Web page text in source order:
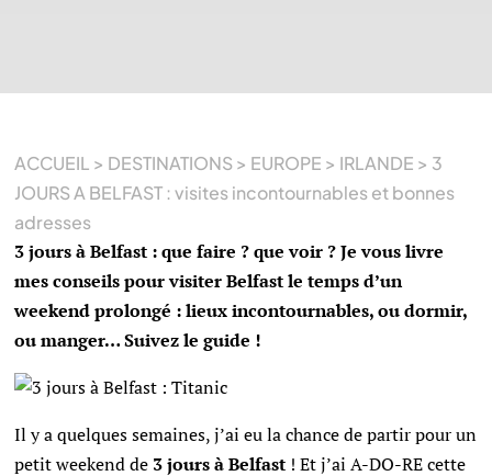
ACCUEIL > DESTINATIONS> EUROPE > IRLANDE > 3
JOURS A BELFAST : visites incontournables et bonnes
adresses
3 jours à Belfast : que faire ? que voir ? Je vous livre
mes conseils pour visiter Belfast le temps d’un
weekend prolongé : lieux incontournables, ou dormir,
ou manger… Suivez le guide !
Il y a quelques semaines, j’ai eu la chance de partir pour un
petit weekend de 3 jours à Belfast ! Et j’ai A-DO-RE cette